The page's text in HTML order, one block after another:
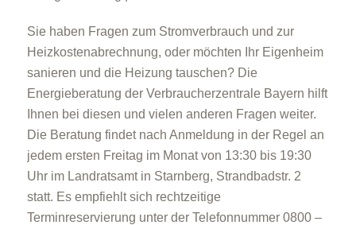
Sie haben Fragen zum Stromverbrauch und zur
Heizkostenabrechnung, oder möchten Ihr Eigenheim
sanieren und die Heizung tauschen? Die
Energieberatung der Verbraucherzentrale Bayern hilft
Ihnen bei diesen und vielen anderen Fragen weiter.
Die Beratung findet nach Anmeldung in der Regel an
jedem ersten Freitag im Monat von 13:30 bis 19:30
Uhr im Landratsamt in Starnberg, Strandbadstr. 2
statt. Es empfiehlt sich rechtzeitige
Terminreservierung unter der Telefonnummer 0800 –